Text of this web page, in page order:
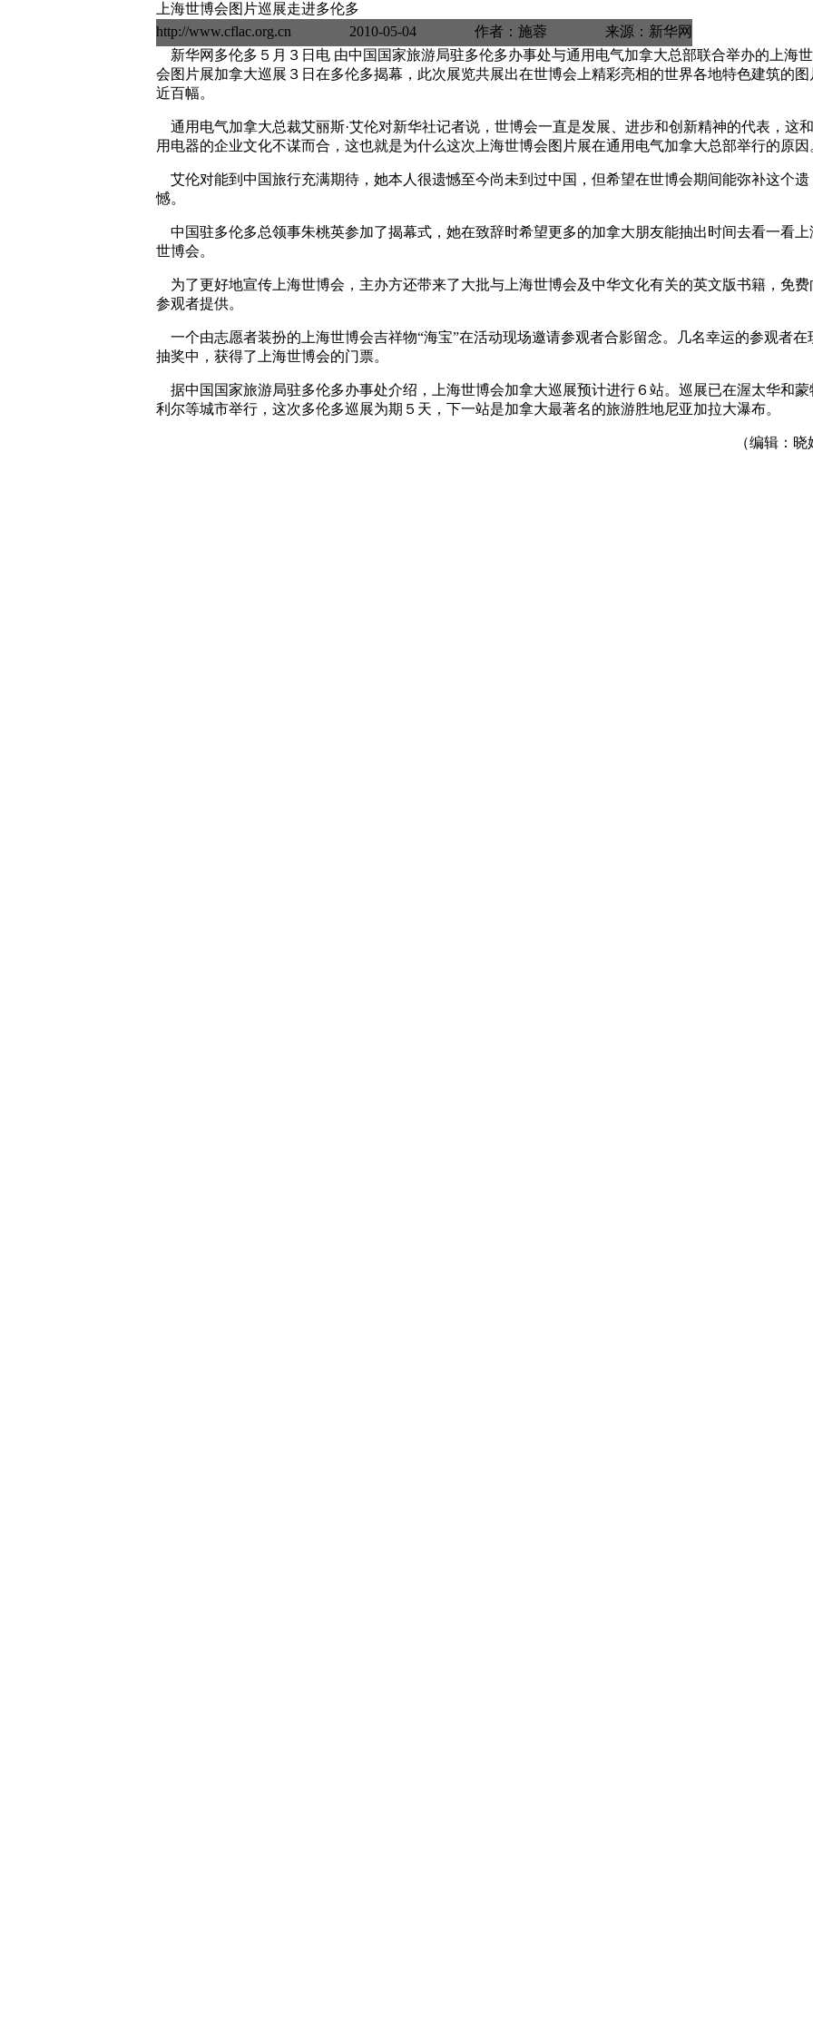
上海世博会图片巡展走进多伦多
http://www.cflac.org.cn 2010-05-04 作者：施蓉 来源：新华网
新华网多伦多５月３日电 由中国国家旅游局驻多伦多办事处与通用电气加拿大总部联合举办的上海
会图片展加拿大巡展３日在多伦多揭幕，此次展览共展出在世博会上精彩亮相的世界各地特色建筑的图
近百幅。
通用电气加拿大总裁艾丽斯·艾伦对新华社记者说，世博会一直是发展、进步和创新精神的代表，这
用电器的企业文化不谋而合，这也就是为什么这次上海世博会图片展在通用电气加拿大总部举行的原因
艾伦对能到中国旅行充满期待，她本人很遗憾至今尚未到过中国，但希望在世博会期间能弥补这个遗
憾。
中国驻多伦多总领事朱桃英参加了揭幕式，她在致辞时希望更多的加拿大朋友能抽出时间去看一看上
世博会。
为了更好地宣传上海世博会，主办方还带来了大批与上海世博会及中华文化有关的英文版书籍，免费
参观者提供。
一个由志愿者装扮的上海世博会吉祥物“海宝”在活动现场邀请参观者合影留念。几名幸运的参观者在
抽奖中，获得了上海世博会的门票。
据中国国家旅游局驻多伦多办事处介绍，上海世博会加拿大巡展预计进行６站。巡展已在渥太华和蒙
利尔等城市举行，这次多伦多巡展为期５天，下一站是加拿大最著名的旅游胜地尼亚加拉大瀑布。
（编辑：晓